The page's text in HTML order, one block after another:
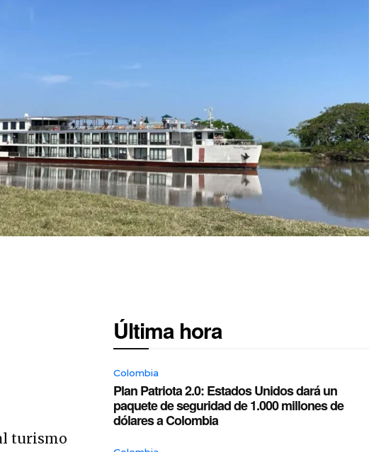
turismo
Última hora
Colombia
Plan Patriota 2.0: Estados Unidos dará un
paquete de seguridad de 1.000 millones de
dólares a Colombia